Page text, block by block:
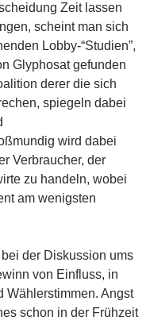
Zeit lassen
scheint man sich
Lobby-“Studien”,
Glyphosat gefunden
derer die sich
spiegeln dabei
wird dabei
Verbraucher, der
zu handeln, wobei
am wenigsten
der Diskussion ums
von Einfluss, in
Wählerstimmen. Angst
schon in der Frühzeit